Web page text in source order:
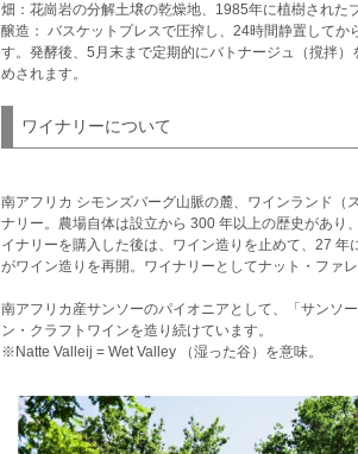
畑：花崗岩の分解土壌の乾燥地、1985年に植樹された
醸造： バスケットプレスで圧搾し、24時間静置して
す。発酵後、5月末まで定期的にバトナージュ（撹拌
めされます。
ワイナリーについて
南アフリカ シモンズバーグ山脈の麓、ワインランド（
ナリー。農場自体は設立から 300 年以上の歴史があり
イナリーを購入した後は、ワイン造りを止めて、27
がワイン造りを再開。ワイナリーとしてナット・ファ
南アフリカ産サンソーのパイオニアとして、「サンソ
ン・クラフトワインを造り続けています。
※Natte Valleij = Wet Valley （湿った谷）を意味。